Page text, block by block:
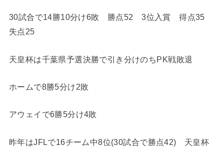
30試合で14勝10分け6敗 勝点52 3位入賞 得点35
失点25
天皇杯は千葉県予選決勝で引き分けのちPK戦敗退
ホームで8勝5分け2敗
アウェイで6勝5分け4敗
昨年はJFLで16チーム中8位(30試合で勝点42) 天皇杯